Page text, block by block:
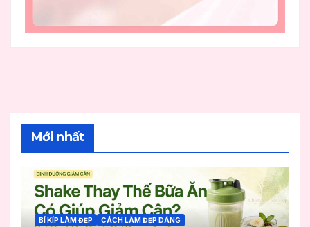
Mới nhất
BÍ KÍP LÀM ĐẸP CÁCH LÀM ĐẸP DÁNG